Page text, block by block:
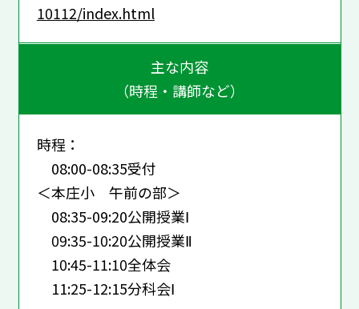
10112/index.html
主な内容
（時程・講師など）
時程：
08:00-08:35受付
＜本庄小 午前の部＞
08:35-09:20公開授業Ⅰ
09:35-10:20公開授業Ⅱ
10:45-11:10全体会
11:25-12:15分科会Ⅰ